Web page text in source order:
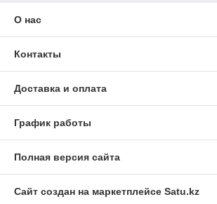
О нас
Контакты
Доставка и оплата
График работы
Полная версия сайта
Сайт создан на маркетплейсе Satu.kz